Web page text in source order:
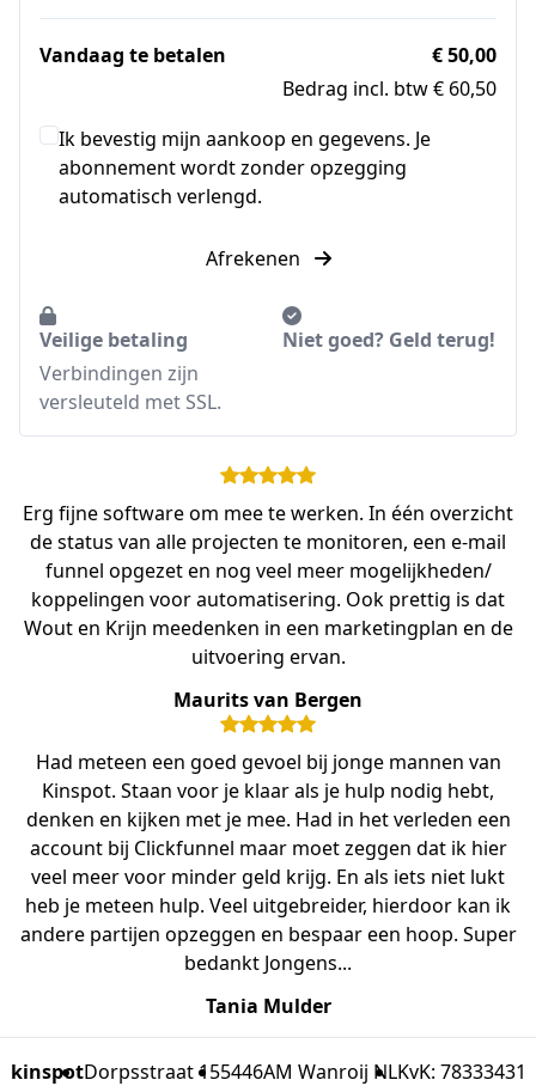
Vandaag te betalen
€ 50,00
Bedrag incl. btw € 60,50
Ik bevestig mijn aankoop en gegevens. Je
abonnement wordt zonder opzegging
automatisch verlengd.
Afrekenen
Veilige betaling
Verbindingen zijn
versleuteld met SSL.
Niet goed? Geld terug!
Erg fijne software om mee te werken. In één overzicht
de status van alle projecten te monitoren, een e-mail
funnel opgezet en nog veel meer mogelijkheden/
koppelingen voor automatisering. Ook prettig is dat
Wout en Krijn meedenken in een marketingplan en de
uitvoering ervan.
Maurits van Bergen
Had meteen een goed gevoel bij jonge mannen van
Kinspot. Staan voor je klaar als je hulp nodig hebt,
denken en kijken met je mee. Had in het verleden een
account bij Clickfunnel maar moet zeggen dat ik hier
veel meer voor minder geld krijg. En als iets niet lukt
heb je meteen hulp. Veel uitgebreider, hierdoor kan ik
andere partijen opzeggen en bespaar een hoop. Super
bedankt Jongens...
Tania Mulder
kinspotDorpsstraat 155446AM Wanroij NLKvK: 78333431